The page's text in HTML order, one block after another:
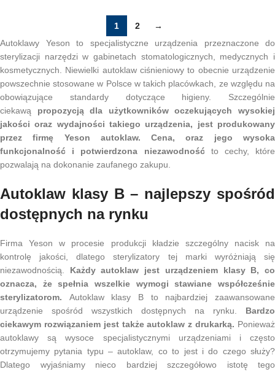
1 2
→
Autoklawy Yeson to specjalistyczne urządzenia przeznaczone do
sterylizacji narzędzi w gabinetach stomatologicznych, medycznych i
kosmetycznych. Niewielki autoklaw ciśnieniowy to obecnie urządzenie
powszechnie stosowane w Polsce w takich placówkach, ze względu na
obowiązujące standardy dotyczące higieny. Szczególnie
ciekawą propozycją dla użytkowników oczekujących wysokiej
jakości oraz wydajności takiego urządzenia, jest produkowany
przez firmę Yeson autoklaw. Cena, oraz jego wysoka
funkcjonalność i potwierdzona niezawodnośćto cechy, które
pozwalają na dokonanie zaufanego zakupu.
Autoklaw klasy B – najlepszy spośród
dostępnych na rynku
Firma Yeson w procesie produkcji kładzie szczególny nacisk na
kontrolę jakości, dlatego sterylizatory tej marki wyróżniają się
niezawodnością. Każdy autoklaw jest urządzeniem klasy B, co
oznacza, że spełnia wszelkie wymogi stawiane współcześnie
sterylizatorom. Autoklaw klasy B to najbardziej zaawansowane
urządzenie spośród wszystkich dostępnych na rynku. Bardzo
ciekawym rozwiązaniem jest także autoklaw z drukarką. Ponieważ
autoklawy są wysoce specjalistycznymi urządzeniami i często
otrzymujemy pytania typu – autoklaw, co to jest i do czego służy?
Dlatego wyjaśniamy nieco bardziej szczegółowo istotę tego